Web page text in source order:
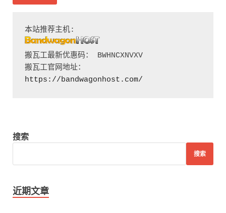
搬瓦工最新优惠码： BWHNCXNVXV
搬瓦工官网地址：
https://bandwagonhost.com/
搜索
搜索
近期文章